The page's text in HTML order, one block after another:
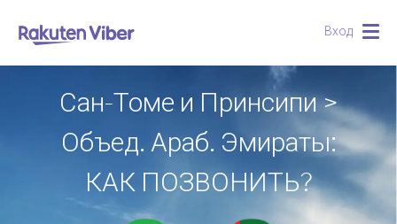
Вход
Сан-Томе и Принсипи >
Объед. Араб. Эмираты:
КАК ПОЗВОНИТЬ?